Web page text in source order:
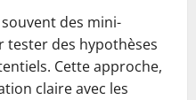
des mini-
tester des hypothèses
Cette approche,
claire avec les